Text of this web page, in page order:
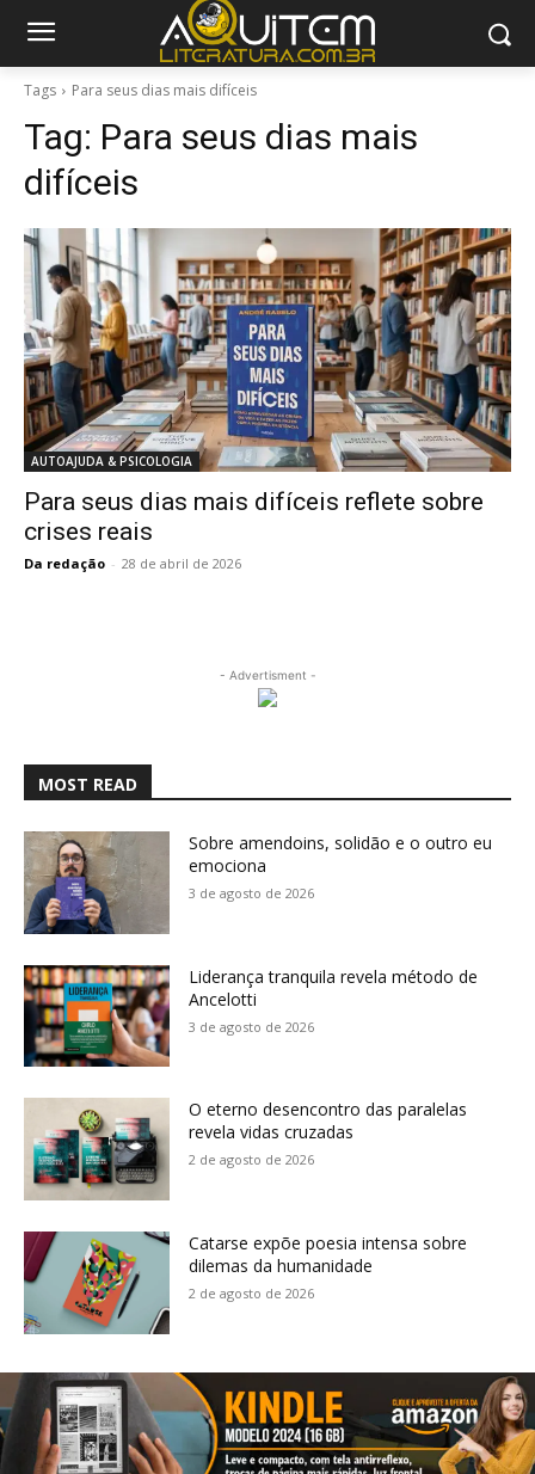
Tags Para seus dias mais difíceis
Tag: Para seus dias mais
difíceis
AUTOAJUDA & PSICOLOGIA
Para seus dias mais difíceis reflete sobre
crises reais
Da redação - 28 de abril de 2026
- Advertisment -
MOST READ
Sobre amendoins, solidão e o outro eu
emociona
3 de agosto de 2026
Liderança tranquila revela método de
Ancelotti
3 de agosto de 2026
O eterno desencontro das paralelas
revela vidas cruzadas
2 de agosto de 2026
Catarse expõe poesia intensa sobre
dilemas da humanidade
2 de agosto de 2026